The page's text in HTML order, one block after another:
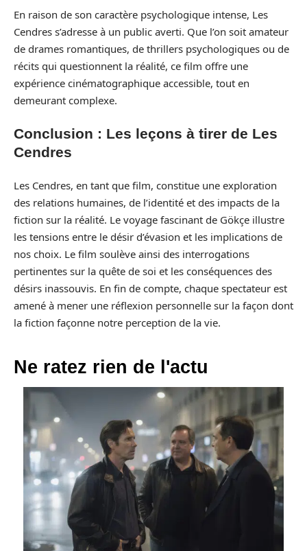
En raison de son caractère psychologique intense, Les
Cendres s’adresse à un public averti. Que l’on soit amateur
de drames romantiques, de thrillers psychologiques ou de
récits qui questionnent la réalité, ce film offre une
expérience cinématographique accessible, tout en
demeurant complexe.
Conclusion : Les leçons à tirer de Les
Cendres
Les Cendres, en tant que film, constitue une exploration
des relations humaines, de l’identité et des impacts de la
fiction sur la réalité. Le voyage fascinant de Gökçe illustre
les tensions entre le désir d’évasion et les implications de
nos choix. Le film soulève ainsi des interrogations
pertinentes sur la quête de soi et les conséquences des
désirs inassouvis. En fin de compte, chaque spectateur est
amené à mener une réflexion personnelle sur la façon dont
la fiction façonne notre perception de la vie.
Ne ratez rien de l'actu